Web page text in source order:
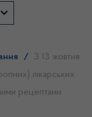
/
З 13 жовтня
лікарських
рецептами